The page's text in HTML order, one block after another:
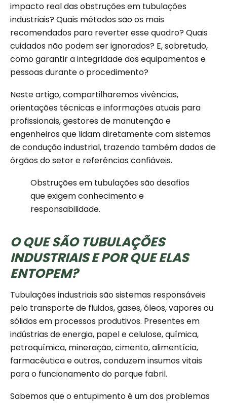
impacto real das obstruções em tubulações
industriais? Quais métodos são os mais
recomendados para reverter esse quadro? Quais
cuidados não podem ser ignorados? E, sobretudo,
como garantir a integridade dos equipamentos e
pessoas durante o procedimento?
Neste artigo, compartilharemos vivências,
orientações técnicas e informações atuais para
profissionais, gestores de manutenção e
engenheiros que lidam diretamente com sistemas
de condução industrial, trazendo também dados de
órgãos do setor e referências confiáveis.
Obstruções em tubulações são desafios
que exigem conhecimento e
responsabilidade.
O QUE SÃO TUBULAÇÕES
INDUSTRIAIS E POR QUE ELAS
ENTOPEM?
Tubulações industriais são sistemas responsáveis
pelo transporte de fluidos, gases, óleos, vapores ou
sólidos em processos produtivos. Presentes em
indústrias de energia, papel e celulose, química,
petroquímica, mineração, cimento, alimentícia,
farmacêutica e outras, conduzem insumos vitais
para o funcionamento do parque fabril.
Sabemos que o entupimento é um dos problemas